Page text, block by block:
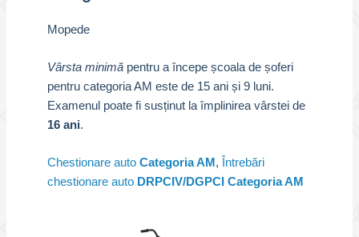
Mopede
Vârsta minimăpentru a începe școala de șoferi
pentru categoria AM este de 15 ani și 9 luni.
Examenul poate fi susținut la împlinirea vârstei de
16 ani.
Chestionare auto Categoria AM , Întrebări
chestionare autoDRPCIV/DGPCI Categoria AM